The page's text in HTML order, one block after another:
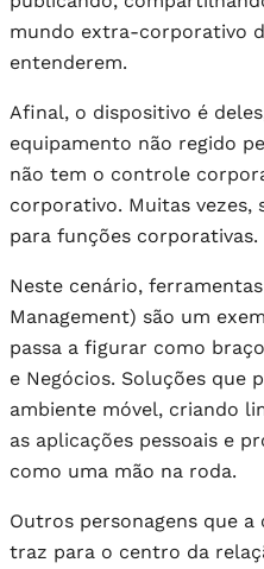
mundo extra-corporativo
entenderem.
Afinal, o dispositivo é
equipamento não regido
não tem o controle
corporativo. Muitas vezes,
para funções corporativas.
Neste cenário,
Management) são um
passa a figurar como
e Negócios. Soluções que
ambiente móvel, criando
as aplicações pessoais e
como uma mão na roda.
Outros personagens que
traz para o centro da